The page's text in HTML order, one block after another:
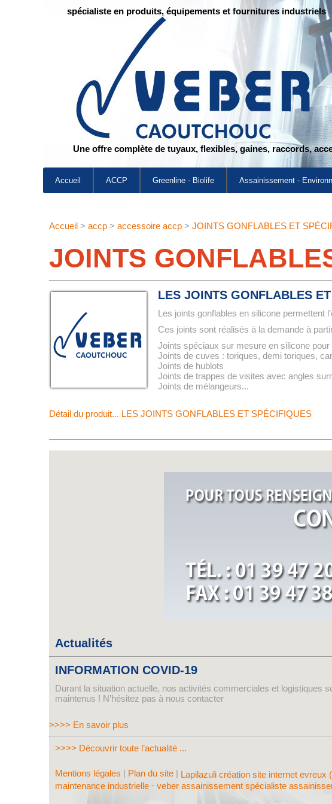
spécialiste en produits, équipements et fournitures industriels
Une offre complète de tuyaux, flexibles, gaines, raccords,
Accueil ACCP Greenline - Biolife Assainissement -
Accueil > accp > accessoire accp > JOINTS GONFLABLES ET
JOINTS
LES JOINTS GONFLABLES
Les joints gonflables en silicone permettent
Ces joints sont réalisés à la demande à
Joints spéciaux sur mesure en silicone
Joints de cuves : toriques, demi toriques,
Joints de hublots
Joints de trappes de visites avec angles
Joints de mélangeurs...
Détail du produit... LES JOINTS GONFLABLES ET SPÉCIFIQUES
Actualités
INFORMATION COVID-19
Durant la situation actuelle, nos activités commerciales et logistiques
maintenus ! N’hésitez pas à nous contacter
>>>> En savoir plus
>>>> Découvrir toute l’actualité ...
Mentions légales | Plan du site | Lapilazuli création site internet evreux
maintenance industrielle - veber assainissement spécialiste